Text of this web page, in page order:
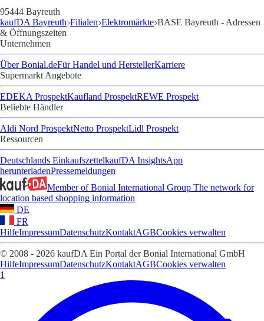
95444 Bayreuth
kaufDA Bayreuth Filialen Elektromärkte BASE Bayreuth - Adressen
& Öffnungszeiten
Unternehmen
Über Bonial.deFür Handel und HerstellerKarriere
Supermarkt Angebote
EDEKA ProspektKaufland ProspektREWE Prospekt
Beliebte Händler
Aldi Nord ProspektNetto ProspektLidl Prospekt
Ressourcen
Deutschlands EinkaufszettelkaufDA InsightsApp
herunterladenPressemeldungen
Member of Bonial International Group The network for
location based shopping information
DE
FR
HilfeImpressumDatenschutzKontaktAGBCookies verwalten
© 2008 - 2026 kaufDA Ein Portal der Bonial International GmbH
HilfeImpressumDatenschutzKontaktAGBCookies verwalten
1